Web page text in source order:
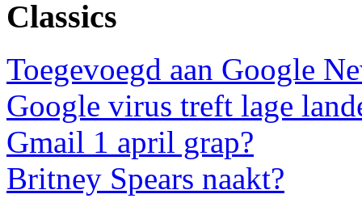
Classics
Toegevoegd aan Google
Google virus treft lage
Gmail 1 april grap?
Britney Spears naakt?